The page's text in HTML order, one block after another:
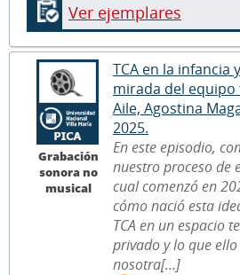
Ver ejemplares
Grabación
sonora no
musical
TCA en la infancia
mirada del
Aile, Agostina
2025.
En este episodio,
nuestro proceso de
cual comenzó en
cómo nació esta
TCA en un espacio
privado y lo que
nosotra[...]